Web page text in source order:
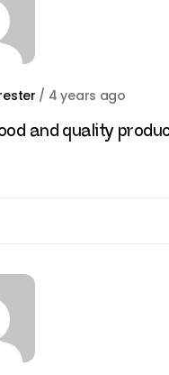
/ 4 years ago
and quality